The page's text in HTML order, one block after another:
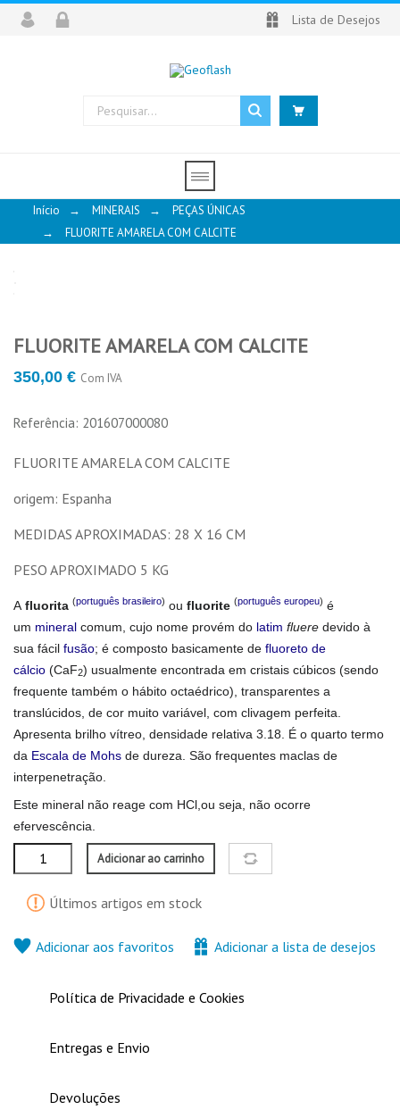
Lista de Desejos
Início → MINERAIS →
PEÇAS ÚNICAS
→
FLUORITE AMARELA COM CALCITE
FLUORITE AMARELA COM CALCITE
350,00 € Com IVA
Referência: 201607000080
FLUORITE AMARELA COM CALCITE
origem: Espanha
MEDIDAS APROXIMADAS: 28 X 16 CM
PESO APROXIMADO 5 KG
A fluorita (português brasileiro) ou fluorite (português europeu) é
um mineral comum, cujo nome provém do latim fluere devido à
sua fácil fusão; é composto basicamente de fluoreto de
cálcio (CaF2) usualmente encontrada em cristais cúbicos (sendo
frequente também o hábito octaédrico), transparentes a
translúcidos, de cor muito variável, com clivagem perfeita.
Apresenta brilho vítreo, densidade relativa 3.18. É o quarto termo
da Escala de Mohs de dureza. São frequentes maclas de
interpenetração.
Este mineral não reage com HCl,ou seja, não ocorre
efervescência.
Adicionar ao carrinho
Últimos artigos em stock
Adicionar aos favoritos Adicionar a lista de desejos
Política de Privacidade e Cookies
Entregas e Envio
Devoluções